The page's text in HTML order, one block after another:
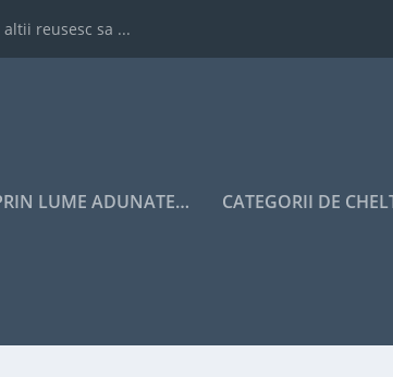
reusesc sa ...
LUME ADUNATE… CATEGORII DE